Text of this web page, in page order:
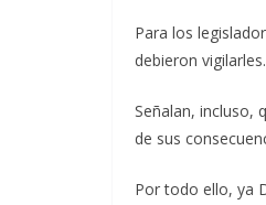
Para los
debieron vigilarles.
Señalan, incluso,
de sus
Por todo ello, ya